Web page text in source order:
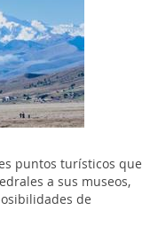
puntos turísticos que
a sus museos,
de